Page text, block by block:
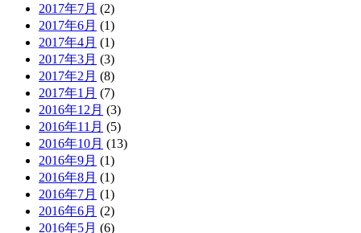
2017年7月 (2)
2017年6月 (1)
2017年4月 (1)
2017年3月 (3)
2017年2月 (8)
2017年1月 (7)
2016年12月 (3)
2016年11月 (5)
2016年10月 (13)
2016年9月 (1)
2016年8月 (1)
2016年7月 (1)
2016年6月 (2)
2016年5月 (6)